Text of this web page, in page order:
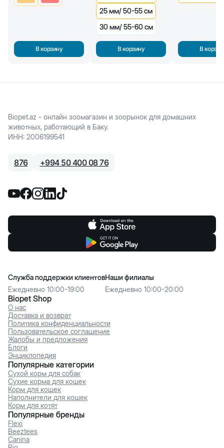
В корзину
25 мм/ 50-55 см
30 мм/ 55-60 см
В корзину В
Biopet.az - онлайн зоомагазин и зоорынок для домашних
животных, работающий в Баку.
ИНН: 2006199541
876 +994 50 400 08 76
Biopet Shop
О нас
Доставка и возврат
Политика конфиденциальности
Пользовательское соглашение
Жалобы и предложения
Блоги
Энциклопедия
Служба поддержки клиентов
Ежедневно 10:00-19:00
Наши филиалы
Ежедневно 10:00-20:00
Популярные категории
Сухой корм для собак
Сухие корма для кошек
Корм для кошек
Наполнители для кошек
Корм для котят
Популярные бренды
Flexi
Beeztees
Canina